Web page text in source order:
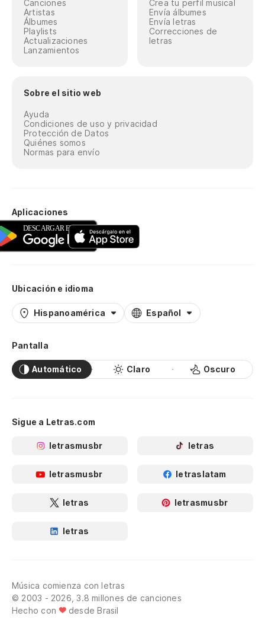
Canciones
Artistas
Álbumes
Playlists
Actualizaciones
Lanzamientos
Crea tu perfil musical
Envía álbumes
Envía letras
Correcciones de
letras
Sobre el sitio web
Ayuda
Condiciones de uso y privacidad
Protección de Datos
Quiénes somos
Normas para envío
Aplicaciones
Ubicación e idioma
Hispanoamérica Español
Pantalla
Automático Claro Oscuro
Sigue a Letras.com
letrasmusbr letras
letrasmusbr letraslatam
letras letrasmusbr
letras
Música comienza con letras
© 2003 - 2026, 3.8 millones de canciones
Hecho con
desde Brasil